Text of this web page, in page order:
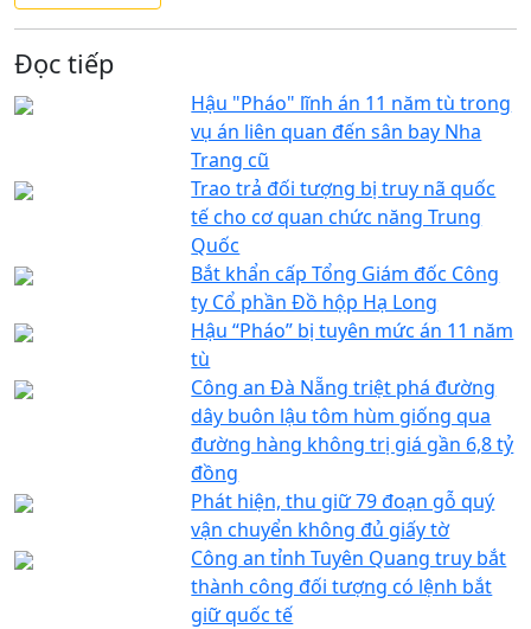
Đọc tiếp
Hậu "Pháo" lĩnh án 11 năm tù trong
vụ án liên quan đến sân bay Nha
Trang cũ
Trao trả đối tượng bị truy nã quốc
tế cho cơ quan chức năng Trung
Quốc
Bắt khẩn cấp Tổng Giám đốc Công
ty Cổ phần Đồ hộp Hạ Long
Hậu “Pháo” bị tuyên mức án 11 năm
tù
Công an Đà Nẵng triệt phá đường
dây buôn lậu tôm hùm giống qua
đường hàng không trị giá gần 6,8 tỷ
đồng
Phát hiện, thu giữ 79 đoạn gỗ quý
vận chuyển không đủ giấy tờ
Công an tỉnh Tuyên Quang truy bắt
thành công đối tượng có lệnh bắt
giữ quốc tế